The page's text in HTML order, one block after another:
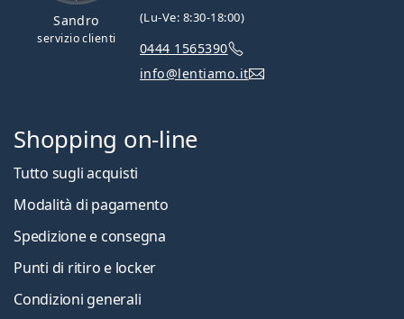
Sandro
servizio clienti
(Lu-Ve: 8:30-18:00)
0444 1565390
info@lentiamo.it
Shopping on-line
Tutto sugli acquisti
Modalità di pagamento
Spedizione e consegna
Punti di ritiro e locker
Condizioni generali